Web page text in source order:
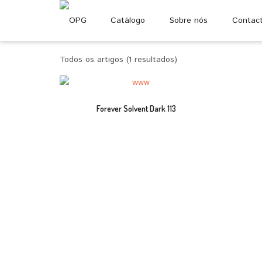
Catálogo Sobre nós
Todos os artigos (1 resultados)
Forever Solvent Dark 113